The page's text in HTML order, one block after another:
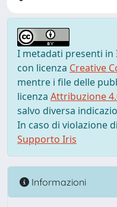
I metadati presenti in
con licenza Creative
mentre i file delle
licenza Attribuzione
salvo diversa
In caso di violazione
Supporto Iris
Informazioni